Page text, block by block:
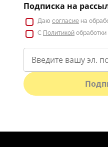
Подписка на
Даю согласие на
С Политикой